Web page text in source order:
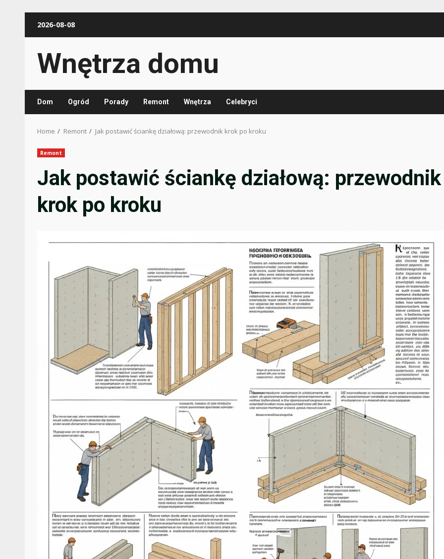
2026-08-08
Wnętrza domu
Dom Ogród Porady Remont Wnętrza Celebryci
Home Remont Jak postawić ściankę działową: przewodnik krok po kroku
Remont
Jak postawić ściankę działową: przewodnik
krok po kroku